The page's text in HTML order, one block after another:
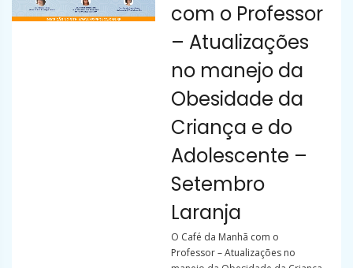
com o Professor
– Atualizações
no manejo da
Obesidade da
Criança e do
Adolescente –
Setembro
Laranja
O Café da Manhã com o
Professor – Atualizações no